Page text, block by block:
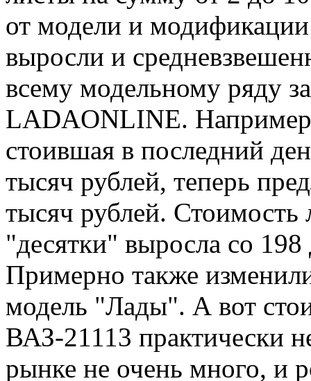
от модели и
выросли и
всему модельному ряду
LADAONLINE. Например
стоившая в последний
тысяч рублей, теперь
тысяч рублей.
"десятки" выросла со
Примерно также
модель "Лады". А вот
ВАЗ-21113 практически
рынке не очень много, и